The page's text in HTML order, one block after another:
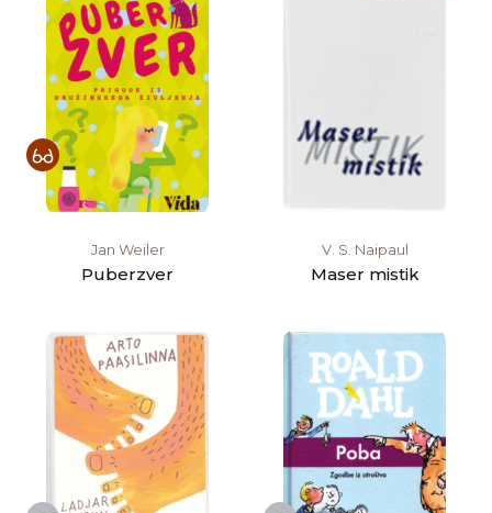
Jan Weiler
Puberzver
V. S. Naipaul
Maser mistik